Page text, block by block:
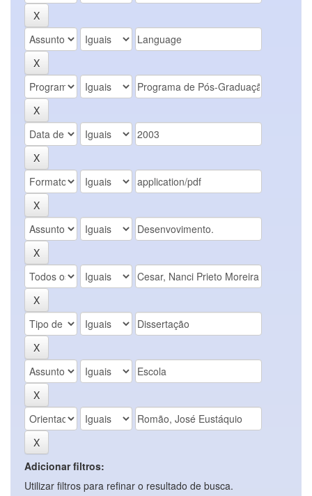
Adicionar filtros:
Utilizar filtros para refinar o resultado de busca.